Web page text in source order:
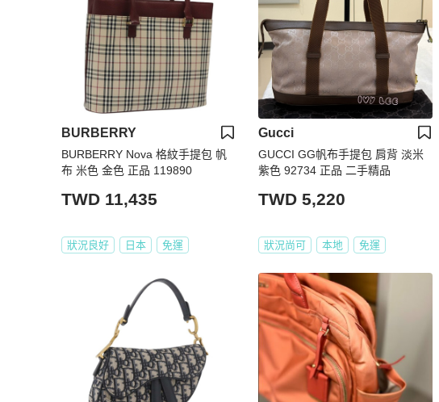
BURBERRY
BURBERRY Nova 格紋手提包 帆
布 米色 金色 正品 119890
TWD 11,435
狀況良好 日本 免運
Gucci
GUCCI GG帆布手提包 肩背 淡米
紫色 92734 正品 二手精品
TWD 5,220
狀況尚可 本地 免運